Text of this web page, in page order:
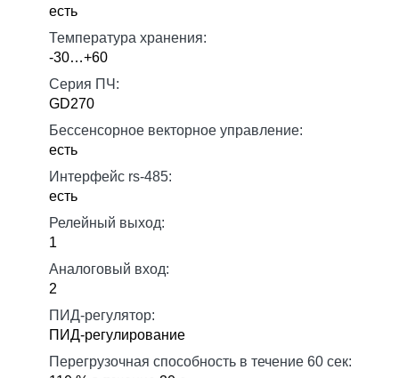
есть
Температура хранения:
-30…+60
Серия ПЧ:
GD270
Бессенсорное векторное управление:
есть
Интерфейс rs-485:
есть
Релейный выход:
1
Аналоговый вход:
2
ПИД-регулятор:
ПИД-регулирование
Перегрузочная способность в течение 60 сек: